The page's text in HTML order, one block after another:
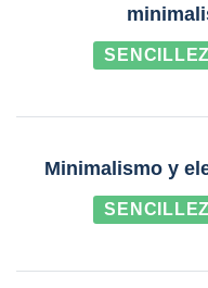
Minimalismo y